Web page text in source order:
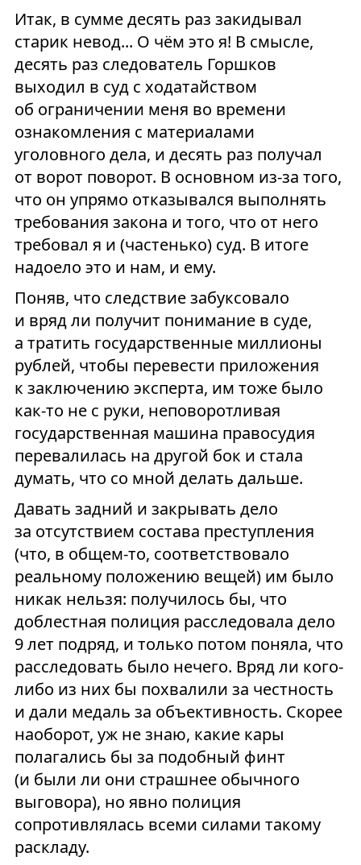
Итак, в сумме десять раз закидывал
старик невод... О чём это я! В смысле,
десять раз следователь Горшков
выходил в суд с ходатайством
об ограничении меня во времени
ознакомления с материалами
уголовного дела, и десять раз получал
от ворот поворот. В основном из-за того,
что он упрямо отказывался выполнять
требования закона и того, что от него
требовал я и (частенько) суд. В итоге
надоело это и нам, и ему.
Поняв, что следствие забуксовало
и вряд ли получит понимание в суде,
а тратить государственные миллионы
рублей, чтобы перевести приложения
к заключению эксперта, им тоже было
как-то не с руки, неповоротливая
государственная машина правосудия
перевалилась на другой бок и стала
думать, что со мной делать дальше.
Давать задний и закрывать дело
за отсутствием состава преступления
(что, в общем-то, соответствовало
реальному положению вещей) им было
никак нельзя: получилось бы, что
доблестная полиция расследовала дело
9 лет подряд, и только потом поняла, что
расследовать было нечего. Вряд ли кого-
либо из них бы похвалили за честность
и дали медаль за объективность. Скорее
наоборот, уж не знаю, какие кары
полагались бы за подобный финт
(и были ли они страшнее обычного
выговора), но явно полиция
сопротивлялась всеми силами такому
раскладу.